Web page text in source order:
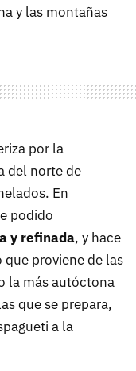
y las montañas
por la
del norte de
En
podido
y refinada, y hace
que proviene de las
la más autóctona
que se prepara,
a la